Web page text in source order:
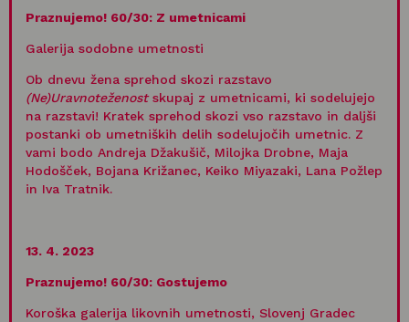
Praznujemo! 60/30: Z umetnicami
Galerija sodobne umetnosti
Ob dnevu žena sprehod skozi razstavo
(Ne)Uravnoteženostskupaj z umetnicami, ki sodelujejo
na razstavi! Kratek sprehod skozi vso razstavo in daljši
postanki ob umetniških delih sodelujočih umetnic. Z
vami bodo Andreja Džakušič, Milojka Drobne, Maja
Hodošček, Bojana Križanec, Keiko Miyazaki, Lana Požlep
in Iva Tratnik.
13. 4. 2023
Praznujemo! 60/30: Gostujemo
Koroška galerija likovnih umetnosti, Slovenj Gradec